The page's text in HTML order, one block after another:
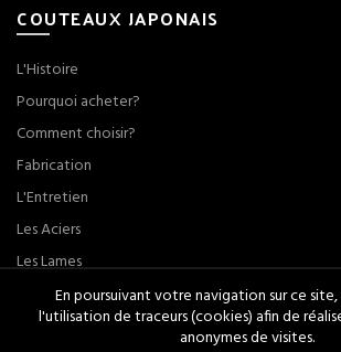
COUTEAUX JAPONAIS
L'Histoire
Pourquoi acheter?
Comment choisir?
Fabrication
L'Entretien
Les Aciers
Les Lames
En poursuivant votre navigation sur ce
l'utilisation de traceurs (cookies) afin de
anonymes de visites.